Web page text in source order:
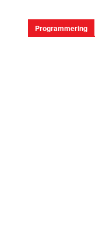
Programmering